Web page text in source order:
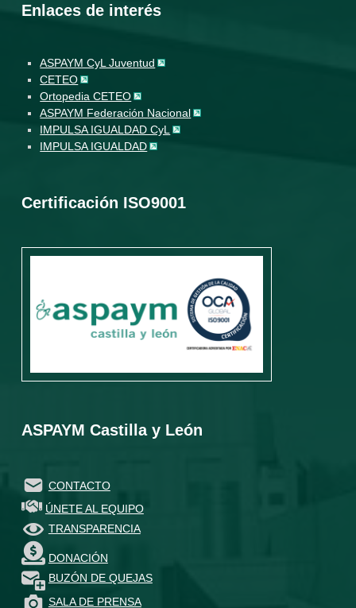
Enlaces de interés
ASPAYM CyL Juventud
CETEO
Ortopedia CETEO
ASPAYM Federación Nacional
IMPULSA IGUALDAD CyL
IMPULSA IGUALDAD
Certificación ISO9001
ASPAYM Castilla y León
CONTACTO
ÚNETE AL EQUIPO
TRANSPARENCIA
DONACIÓN
BUZÓN DE QUEJAS
SALA DE PRENSA